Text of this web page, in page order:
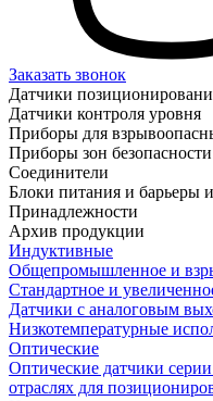
Заказать звонок
Датчики
Датчики контроля уровня
Приборы для
Приборы зон безопасности
Соединители
Блоки питания и барьеры
Принадлежности
Архив продукции
Индуктивные
Общепромышленное и
Стандартное и
Датчики с аналоговым
Низкотемпературные
Оптические
Оптические датчики
отраслях для